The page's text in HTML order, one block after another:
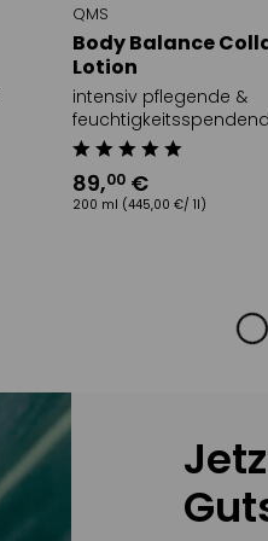
QMS
Body Balance
Lotion
intensiv pflegende &
Straffungs-Effekt
89,00 €
200 ml (445,00 €/ 1l)